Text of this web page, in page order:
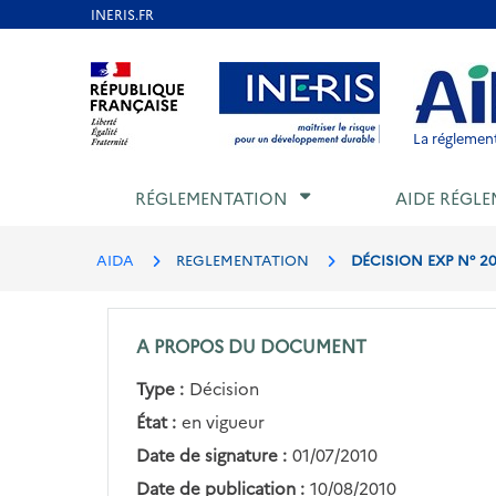
Aller au contenu Aller au menu Aller au
La
RÉGLEMENTATION AIDE
AIDA REGLEMENTATION DÉCISION EXP N°
A PROPOS DU DOCUMENT
Type : Décision
État : en vigueur
Date de signature : 01/07/2010
Date de publication : 10/08/2010